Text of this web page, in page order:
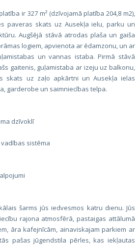
ir 327 m² (dzīvojamā platība 204,8 m2),
paveras skats uz Ausekļa ielu, parku un
Augšējā stāvā atrodas plaša un gaiša
logiem, apvienota ar ēdamzonu, un ar
un vannas istaba. Pirmā stāvā
gaitenis, guļamistaba ar izeju uz balkonu,
skats uz zaļo apkārtni un Ausekļa ielas
garderobe un saimniecības telpa.
dzīvoklī
sistēma
šarms jūs iedvesmos katru dienu. Jūs
rajona atmosfērā, pastaigas attālumā
āra kafejnīcām, ainaviskajam parkiem ar
pašas jūgendstila pērles, kas iekļautas